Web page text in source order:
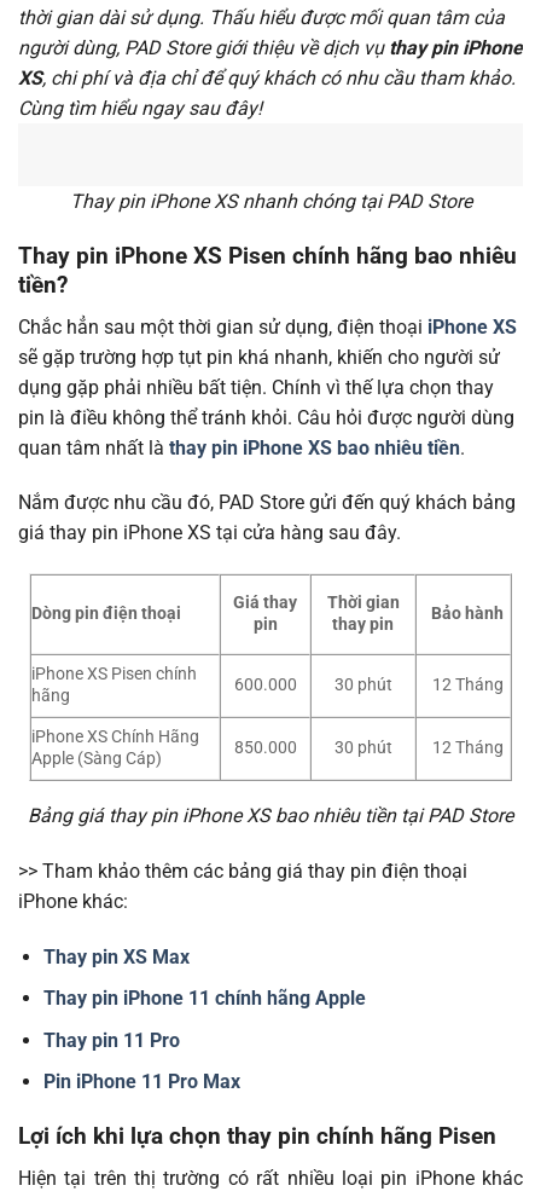
thời gian dài sử dụng. Thấu hiểu được mối quan tâm của
người dùng, PAD Store giới thiệu về dịch vụ thay pin iPhone
XS, chi phí và địa chỉ để quý khách có nhu cầu tham khảo.
Cùng tìm hiểu ngay sau đây!
Thay pin iPhone XS nhanh chóng tại PAD Store
Thay pin iPhone XS Pisen chính hãng bao nhiêu
tiền?
Chắc hẳn sau một thời gian sử dụng, điện thoại iPhone XS
sẽ gặp trường hợp tụt pin khá nhanh, khiến cho người sử
dụng gặp phải nhiều bất tiện. Chính vì thế lựa chọn thay
pin là điều không thể tránh khỏi. Câu hỏi được người dùng
quan tâm nhất là thay pin iPhone XS bao nhiêu tiền.
Nắm được nhu cầu đó, PAD Store gửi đến quý khách bảng
giá thay pin iPhone XS tại cửa hàng sau đây.
Dòng pin điện thoại
Giá thay
pin
Thời gian
thay pin
Bảo hành
iPhone XS Pisen chính
hãng
600.000 30 phút 12 Tháng
iPhone XS Chính Hãng
Apple (Sàng Cáp)
850.000 30 phút 12 Tháng
Bảng giá thay pin iPhone XS bao nhiêu tiền tại PAD Store
>> Tham khảo thêm các bảng giá thay pin điện thoại
iPhone khác:
Thay pin XS Max
Thay pin iPhone 11 chính hãng Apple
Thay pin 11 Pro
Pin iPhone 11 Pro Max
Lợi ích khi lựa chọn thay pin chính hãng Pisen
Hiện tại trên thị trường có rất nhiều loại pin iPhone khác